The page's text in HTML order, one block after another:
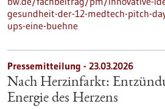
gesundheit-der-12-medtech-pitch-
ups-eine-buehne
Pressemitteilung - 23.03.2026
Nach Herzinfarkt:
Energie des Herzens